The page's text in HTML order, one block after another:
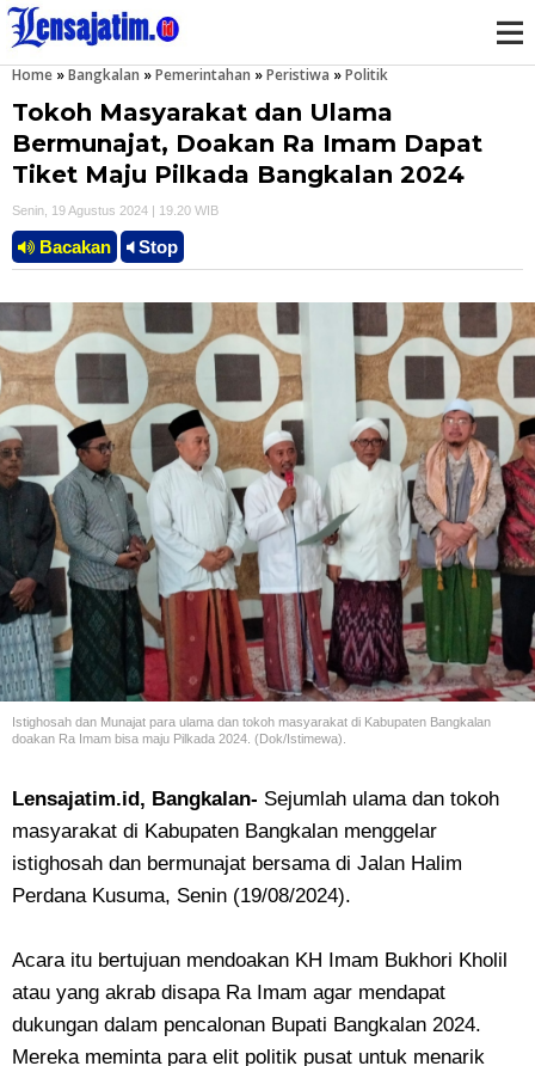
Home »Bangkalan »Pemerintahan »Peristiwa »Politik
Tokoh Masyarakat dan Ulama
Bermunajat, Doakan Ra Imam Dapat
Tiket Maju Pilkada Bangkalan 2024
Senin, 19 Agustus 2024 | 19.20 WIB
Bacakan Stop
Istighosah dan Munajat para ulama dan tokoh masyarakat di Kabupaten Bangkalan
doakan Ra Imam bisa maju Pilkada 2024. (Dok/Istimewa).
Lensajatim.id, Bangkalan- Sejumlah ulama dan tokoh
masyarakat di Kabupaten Bangkalan menggelar
istighosah dan bermunajat bersama di Jalan Halim
Perdana Kusuma, Senin (19/08/2024).
Acara itu bertujuan mendoakan KH Imam Bukhori Kholil
atau yang akrab disapa Ra Imam agar mendapat
dukungan dalam pencalonan Bupati Bangkalan 2024.
Mereka meminta para elit politik pusat untuk menarik